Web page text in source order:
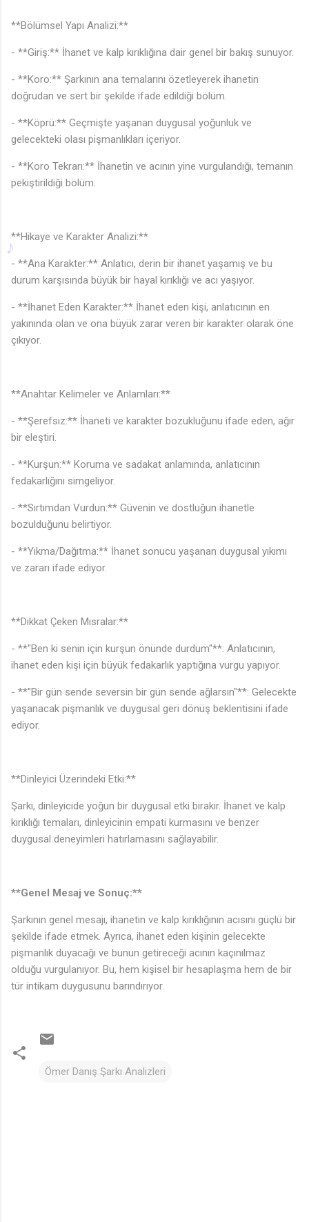
**Bölümsel Yapı Analizi:**
- **Giriş:** İhanet ve kalp kırıklığına dair genel bir bakış sunuyor.
- **Koro:** Şarkının ana temalarını özetleyerek ihanetin
doğrudan ve sert bir şekilde ifade edildiği bölüm.
- **Köprü:** Geçmişte yaşanan duygusal yoğunluk ve
gelecekteki olası pişmanlıkları içeriyor.
- **Koro Tekrarı:** İhanetin ve acının yine vurgulandığı, temanın
pekiştirildiği bölüm.
**Hikaye ve Karakter Analizi:**
- **Ana Karakter:** Anlatıcı, derin bir ihanet yaşamış ve bu
durum karşısında büyük bir hayal kırıklığı ve acı yaşıyor.
- **İhanet Eden Karakter:** İhanet eden kişi, anlatıcının en
yakınında olan ve ona büyük zarar veren bir karakter olarak öne
çıkıyor.
**Anahtar Kelimeler ve Anlamları:**
- **Şerefsiz:** İhaneti ve karakter bozukluğunu ifade eden, ağır
bir eleştiri.
- **Kurşun:** Koruma ve sadakat anlamında, anlatıcının
fedakarlığını simgeliyor.
- **Sırtımdan Vurdun:** Güvenin ve dostluğun ihanetle
bozulduğunu belirtiyor.
- **Yıkma/Dağıtma:** İhanet sonucu yaşanan duygusal yıkımı
ve zararı ifade ediyor.
**Dikkat Çeken Mısralar:**
- **"Ben ki senin için kurşun önünde durdum"**: Anlatıcının,
ihanet eden kişi için büyük fedakarlık yaptığına vurgu yapıyor.
- **"Bir gün sende seversin bir gün sende ağlarsın"**: Gelecekte
yaşanacak pişmanlık ve duygusal geri dönüş beklentisini ifade
ediyor.
**Dinleyici Üzerindeki Etki:**
Şarkı, dinleyicide yoğun bir duygusal etki bırakır. İhanet ve kalp
kırıklığı temaları, dinleyicinin empati kurmasını ve benzer
duygusal deneyimleri hatırlamasını sağlayabilir.
**Genel Mesaj ve Sonuç:**
Şarkının genel mesajı, ihanetin ve kalp kırıklığının acısını güçlü bir
şekilde ifade etmek. Ayrıca, ihanet eden kişinin gelecekte
pişmanlık duyacağı ve bunun getireceği acının kaçınılmaz
olduğu vurgulanıyor. Bu, hem kişisel bir hesaplaşma hem de bir
tür intikam duygusunu barındırıyor.
Ömer Danış Şarkı Analizleri
♩